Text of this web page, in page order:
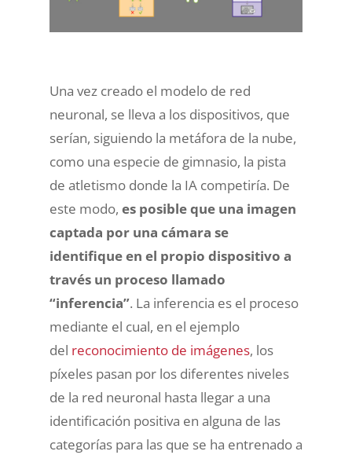
Una vez creado el modelo de red
neuronal, se lleva a los dispositivos, que
serían, siguiendo la metáfora de la nube,
como una especie de gimnasio, la pista
de atletismo donde la IA competiría. De
este modo, es posible que una imagen
captada por una cámara se
identifique en el propio dispositivo a
través un proceso llamado
“inferencia”. La inferencia es el proceso
mediante el cual, en el ejemplo
del reconocimiento de imágenes, los
píxeles pasan por los diferentes niveles
de la red neuronal hasta llegar a una
identificación positiva en alguna de las
categorías para las que se ha entrenado a